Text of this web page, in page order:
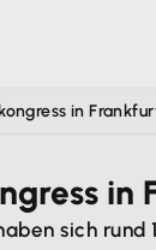
in
in
sich